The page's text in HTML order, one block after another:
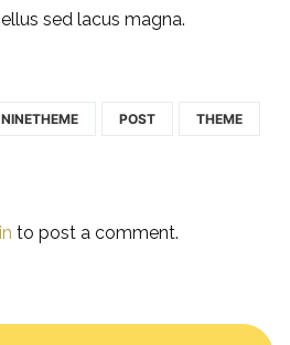
sed lacus magna.
NINETHEME POST THEME
to post a comment.